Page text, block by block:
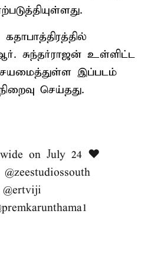
சுந்தர்ராஜன் உள்ளிட்ட
இப்படம்
செய்தது.
on July 24 ❤️
@zeestudiossouth
@ertviji